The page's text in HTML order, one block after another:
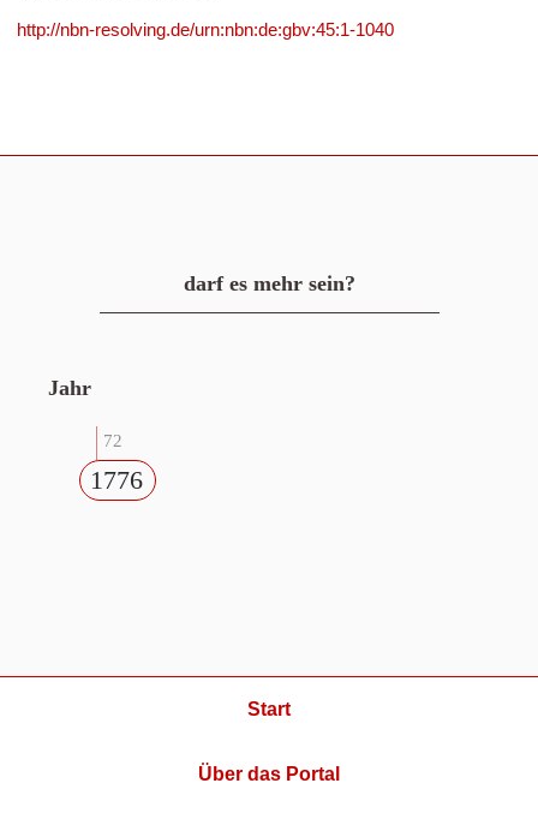
http://nbn-resolving.de/urn:nbn:de:gbv:45:1-1040
darf es mehr sein?
Jahr
72
1776
Start
Über das Portal